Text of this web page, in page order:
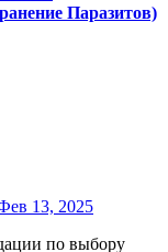
Паразитов)
13, 2025